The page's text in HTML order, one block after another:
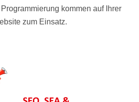
kommen auf Ihrer
zum Einsatz.